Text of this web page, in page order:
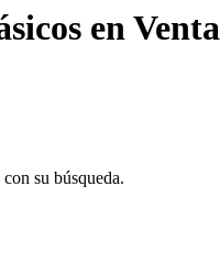
en Venta
su búsqueda.